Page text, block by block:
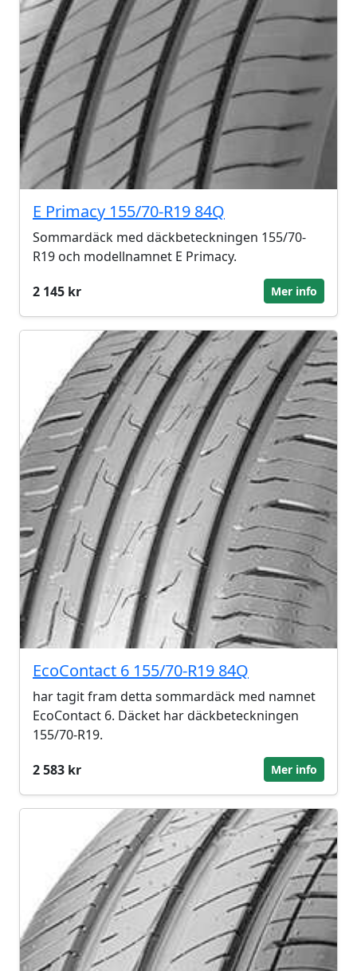
E Primacy 155/70-R19 84Q
Sommardäck med däckbeteckningen 155/70-
R19 och modellnamnet E Primacy.
2 145 kr
Mer info
EcoContact 6 155/70-R19 84Q
har tagit fram detta sommardäck med namnet
EcoContact 6. Däcket har däckbeteckningen
155/70-R19.
2 583 kr
Mer info